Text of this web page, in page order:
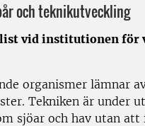
och teknikutveckling
vid institutionen för
organismer lämnar
Tekniken är under
sjöar och hav utan att